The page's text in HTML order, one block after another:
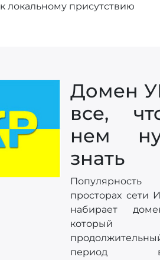
локальному присутствию
Домен
все,
нем
знать
просторах сети
набирает
который
период